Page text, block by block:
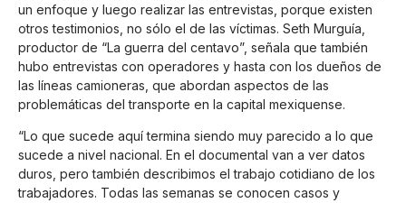
un enfoque y luego realizar las entrevistas, porque existen
otros testimonios, no sólo el de las víctimas. Seth Murguía,
productor de “La guerra del centavo”, señala que también
hubo entrevistas con operadores y hasta con los dueños de
las líneas camioneras, que abordan aspectos de las
problemáticas del transporte en la capital mexiquense.
“Lo que sucede aquí termina siendo muy parecido a lo que
sucede a nivel nacional. En el documental van a ver datos
duros, pero también describimos el trabajo cotidiano de los
trabajadores. Todas las semanas se conocen casos y